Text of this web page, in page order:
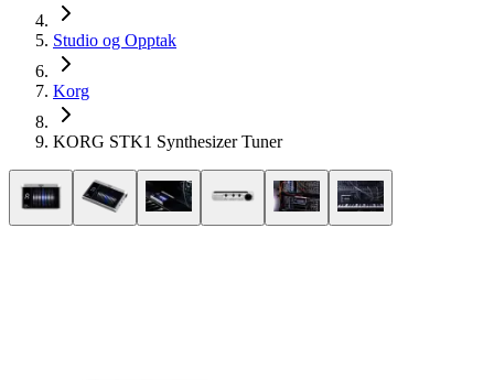
Studio og Opptak
Korg
KORG STK1 Synthesizer Tuner